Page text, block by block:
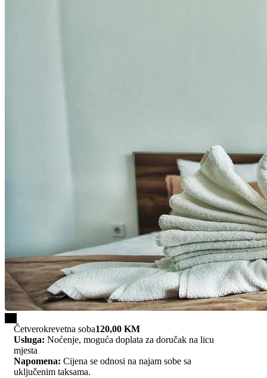
Četverokrevetna soba120,00 KM
Usluga: Noćenje, moguća doplata za doručak na licu
mjesta
Napomena: Cijena se odnosi na najam sobe sa
uključenim taksama.